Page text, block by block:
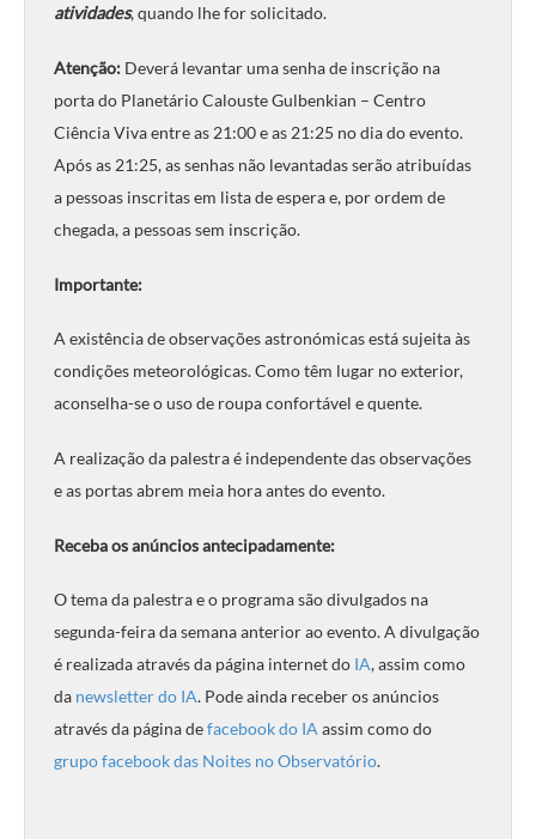
atividades, quando lhe for solicitado.
Atenção: Deverá levantar uma senha de inscrição na
porta do Planetário Calouste Gulbenkian – Centro
Ciência Viva entre as 21:00 e as 21:25 no dia do evento.
Após as 21:25, as senhas não levantadas serão atribuídas
a pessoas inscritas em lista de espera e, por ordem de
chegada, a pessoas sem inscrição.
Importante:
A existência de observações astronómicas está sujeita às
condições meteorológicas. Como têm lugar no exterior,
aconselha-se o uso de roupa confortável e quente.
A realização da palestra é independente das observações
e as portas abrem meia hora antes do evento.
Receba os anúncios antecipadamente:
O tema da palestra e o programa são divulgados na
segunda-feira da semana anterior ao evento. A divulgação
é realizada através da página internet do IA, assim como
da newsletter do IA. Pode ainda receber os anúncios
através da página defacebook do IAassim como do
grupo facebook das Noites no Observatório.